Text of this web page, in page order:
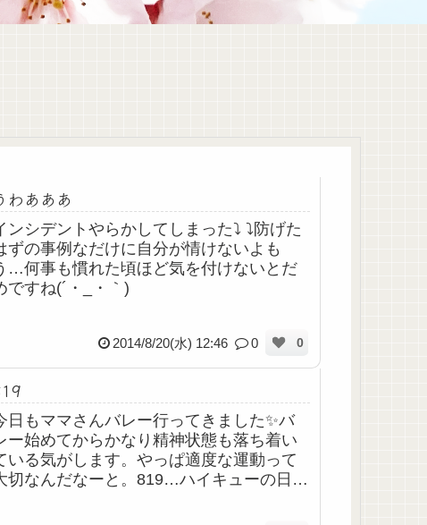
わあああ
ンシデントやらかしてしまった⤵︎ ⤵︎防げた
ずの事例なだけに自分が情けないよも
…何事も慣れた頃ほど気を付けないとだ
ですね(´・_・｀)
2014/8/20(水) 12:46 0 0
日もママさんバレー行ってきました✨バ
ー始めてからかなり精神状態も落ち着い
いる気がします。やっぱ適度な運動って
切なんだなーと。819…ハイキューの日っ